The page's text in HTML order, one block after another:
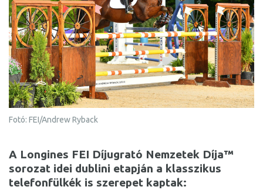
Fotó: FEI/Andrew Ryback
A Longines FEI Díjugrató Nemzetek Díja™
sorozat idei dublini etapján a klasszikus
telefonfülkék is szerepet kaptak: